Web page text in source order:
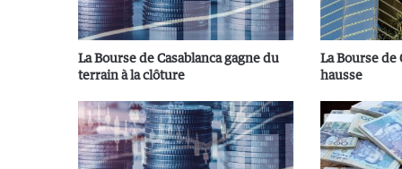
La Bourse de Casablanca gagne du
terrain à la clôture
La Bourse de
hausse